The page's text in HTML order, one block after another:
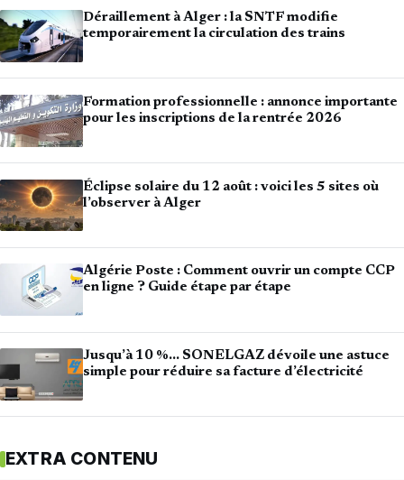
Déraillement à Alger : la SNTF modifie
temporairement la circulation des trains
Formation professionnelle : annonce importante
pour les inscriptions de la rentrée 2026
Éclipse solaire du 12 août : voici les 5 sites où
l’observer à Alger
Algérie Poste : Comment ouvrir un compte CCP
en ligne ? Guide étape par étape
Jusqu’à 10 %… SONELGAZ dévoile une astuce
simple pour réduire sa facture d’électricité
EXTRA CONTENU